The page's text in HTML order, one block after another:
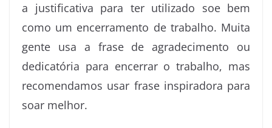
a justificativa para ter utilizado soe bem
como um encerramento de trabalho. Muita
gente usa a frase de agradecimento ou
dedicatória para encerrar o trabalho, mas
recomendamos usar frase inspiradora para
soar melhor.